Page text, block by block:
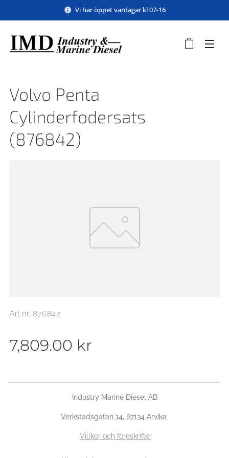
Vi har öppet vardagar kl 07-16
Volvo Penta
Cylinderfodersats
(876842)
Art nr: 876842
7,809.00 kr
Industry Marine Diesel AB
Verkstadsgatan 14, 67134 Arvika
Villkor och föreskrifter